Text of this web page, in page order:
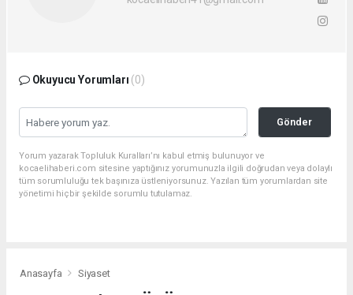
Okuyucu Yorumları (0)
Gönder
Yorum yazarak Topluluk Kuralları’nı kabul etmiş bulunuyor ve
kocaelihaberi.com sitesine yaptığınız yorumunuzla ilgili doğrudan veya dolaylı
tüm sorumluluğu tek başınıza üstleniyorsunuz. Yazılan tüm yorumlardan site
yönetimi hiçbir şekilde sorumlu tutulamaz.
Anasayfa Siyaset